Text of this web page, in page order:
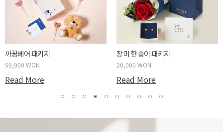
까꿍베어 패키지
59,900 WON
Read More
장미 한 송이 패키지
20,000 WON
Read More